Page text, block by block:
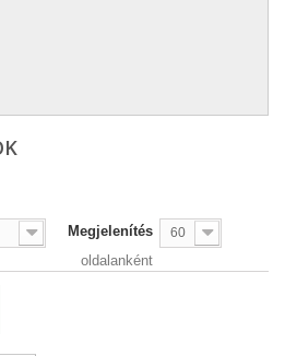
Megjelenítés 60
oldalanként